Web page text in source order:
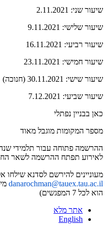
שיעור שני: 2.11.2021
שיעור שלישי: 9.11.2021
שיעור רביעי: 16.11.2021
שיעור חמישי: 23.11.2021
שיעור שישי: 30.11.2021 (חנוכה)
שיעור שביעי: 7.12.2021
כאן בבניין נפתלי
מספר המקומות מוגבל מאוד
ההרשמה פתוחה עבור תלמידי שנה
לאירוע תפתח ההרשמה לשאר
מעוניינים להירשם לסדנא שילחו
danarochman@tauex.tau.ac.il
הוא לכל 7 המפגשים)
אתר מלא
English